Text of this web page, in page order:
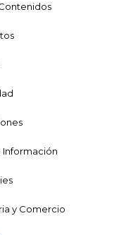
Información
y Comercio